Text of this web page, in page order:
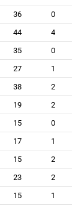
36
0
44
4
35
0
27
1
38
2
19
2
15
0
17
1
15
2
23
2
15
1